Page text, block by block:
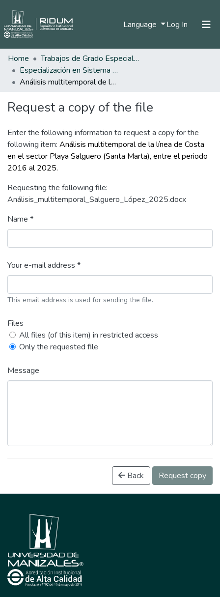
Language Log In (current)
Home
Trabajos de Grado Especializaciones
Especialización en Sistema de Información Geográfica
Análisis multitemporal de la línea de Costa en el sector Playa Salguero (Santa Marta), entre el periodo 2016 al 2025.
Request a copy of the file
Enter the following information to request a copy for the
following item: Análisis multitemporal de la línea de Costa
en el sector Playa Salguero (Santa Marta), entre el periodo
2016 al 2025.
Requesting the following file:
Análisis_multitemporal_Salguero_López_2025.docx
Name *
Your e-mail address *
This email address is used for sending the file.
Files
All files (of this item) in restricted access
Only the requested file
Message
Back Request copy